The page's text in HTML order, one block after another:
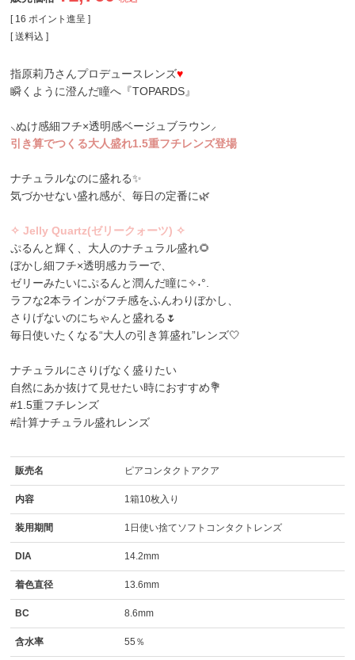
[ 16 ポイント進呈 ]
送料込
指原莉乃さんプロデュースレンズ♥
瞬くように澄んだ瞳へ『TOPARDS』
⸜ぬけ感細フチ×透明感ベージュブラウン⸝
引き算でつくる大人盛れ1.5重フチレンズ登場
ナチュラルなのに盛れる✨
気づかせない盛れ感が、毎日の定番に🌿
✧ Jelly Quartz(ゼリークォーツ) ✧
ぷるんと輝く、大人のナチュラル盛れ🌻
ぼかし細フチ×透明感カラーで、
ゼリーみたいにぷるんと潤んだ瞳に✧˖°.
ラフな2本ラインがフチ感をふんわりぼかし、
さりげないのにちゃんと盛れる🌷
毎日使いたくなる“大人の引き算盛れ”レンズ🤍
ナチュラルにさりげなく盛りたい
自然にあか抜けて見せたい時におすすめ💐
#1.5重フチレンズ
#計算ナチュラル盛れレンズ
販売名 ピアコンタクトアクア
内容 1箱10枚入り
装用期間 1日使い捨てソフトコンタクトレンズ
DIA 14.2mm
着色直径 13.6mm
BC 8.6mm
含水率 55％